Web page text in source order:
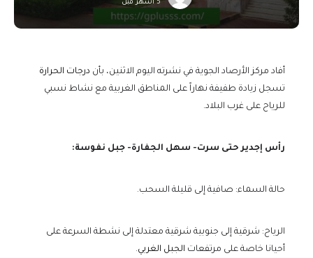
5 أشهر قبل
أفاد مركز الأرصاد الجوية في نشرته اليوم الاثنين، بأن درجات الحرارة
تسجل زيادة طفيفة نهاراً على المناطق الغربية مع نشاط نسبي
للرياح على غرب البلاد.
رأس إجدير حتى سرت- سهل الجفارة- جبل نفوسة:
حالة السماء: صافية إلى قليلة السحب.
الرياح: شرقية إلى جنوبية شرقية معتدلة إلى نشطة السرعة على
أحيانا خاصة على مرتفعات الجبل الغربي.